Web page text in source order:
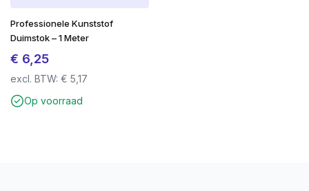
Professionele Kunststof
Duimstok – 1 Meter
€ 6,25
excl. BTW: € 5,17
Op voorraad